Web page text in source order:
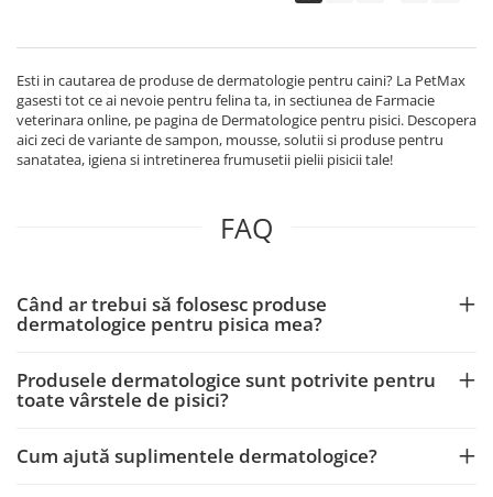
Esti in cautarea de produse de dermatologie pentru caini? La PetMax
gasesti tot ce ai nevoie pentru felina ta, in sectiunea de Farmacie
veterinara online, pe pagina de Dermatologice pentru pisici. Descopera
aici zeci de variante de sampon, mousse, solutii si produse pentru
sanatatea, igiena si intretinerea frumusetii pielii pisicii tale!
FAQ
Când ar trebui să folosesc produse
dermatologice pentru pisica mea?
Produsele dermatologice sunt potrivite pentru
toate vârstele de pisici?
Cum ajută suplimentele dermatologice?